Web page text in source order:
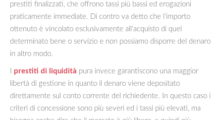
prestiti finalizzati, che offrono tassi più bassi ed erogazioni
praticamente immediate. Di contro va detto che l’importo
ottenuto è vincolato esclusivamente all’acquisto di quel
determinato bene o servizio e non possiamo disporre del denaro
in altro modo.
prestiti di liquidità pura invece garantiscono una maggior
libertà di gestione in quanto il denaro viene depositato
direttamente sul conto corrente del richiedente. In questo caso i
criteri di concessione sono più severi ed i tassi più elevati, ma